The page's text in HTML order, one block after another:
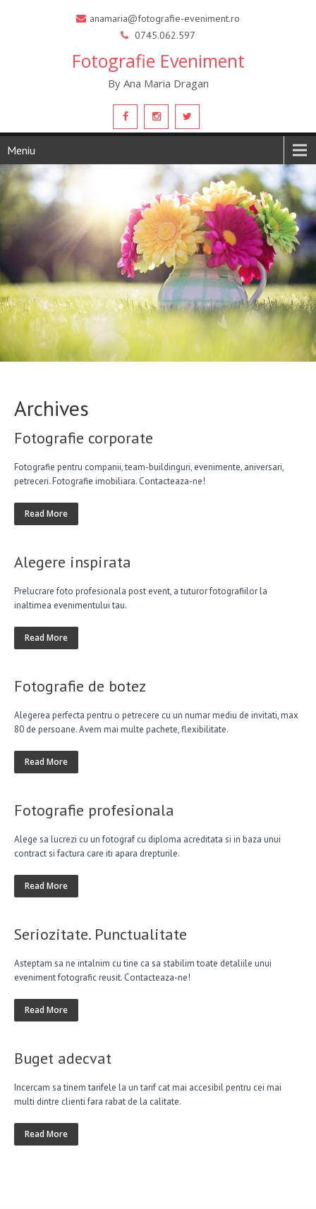
anamaria@fotografie-eveniment.ro
0745.062.597
Fotografie Eveniment
By Ana Maria Dragan
Meniu
Archives
Fotografie corporate
Fotografie pentru companii, team-buildinguri, evenimente, aniversari,
petreceri. Fotografie imobiliara. Contacteaza-ne!
Read More
Alegere inspirata
Prelucrare foto profesionala post event, a tuturor fotografiilor la
inaltimea evenimentului tau.
Read More
Fotografie de botez
Alegerea perfecta pentru o petrecere cu un numar mediu de invitati, max
80 de persoane. Avem mai multe pachete, flexibilitate.
Read More
Fotografie profesionala
Alege sa lucrezi cu un fotograf cu diploma acreditata si in baza unui
contract si factura care iti apara drepturile.
Read More
Seriozitate. Punctualitate
Asteptam sa ne intalnim cu tine ca sa stabilim toate detaliile unui
eveniment fotografic reusit. Contacteaza-ne!
Read More
Buget adecvat
Incercam sa tinem tarifele la un tarif cat mai accesibil pentru cei mai
multi dintre clienti fara rabat de la calitate.
Read More